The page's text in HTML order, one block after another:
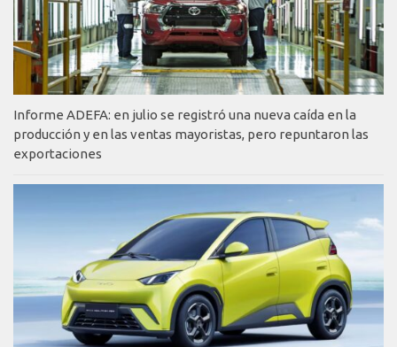
Informe ADEFA: en julio se registró una nueva caída en la
producción y en las ventas mayoristas, pero repuntaron las
exportaciones